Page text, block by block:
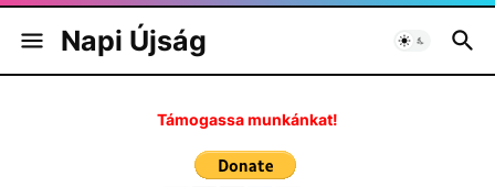
Napi Újság
Támogassa munkánkat!